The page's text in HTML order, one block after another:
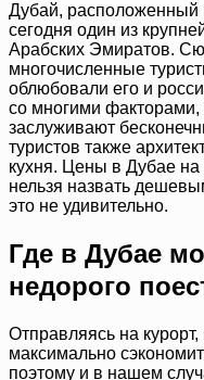
Дубай, расположенный
сегодня один из
Арабских Эмиратов.
многочисленные
облюбовали его и
со многими факторами,
заслуживают
туристов также
кухня. Цены в Дубае на
нельзя назвать
это не удивительно.
Где в Дубае
недорого
Отправляясь на
максимально
поэтому и в нашем